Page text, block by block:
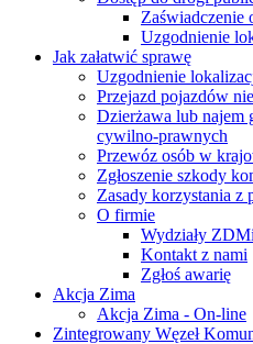
Zaświadczenie
Uzgodnienie
Jak załatwić sprawę
Uzgodnienie
Przejazd pojazdów
Dzierżawa lub najem
cywilno-prawnych
Przewóz osób w
Zgłoszenie szkody
Zasady korzystania z
O firmie
Wydziały
Kontakt z nami
Zgłoś awarię
Akcja Zima
Akcja Zima - On-line
Zintegrowany Węzeł